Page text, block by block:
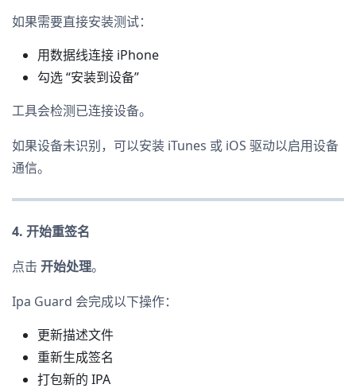
如果需要直接安装测试：
用数据线连接 iPhone
勾选 “安装到设备”
工具会检测已连接设备。
如果设备未识别，可以安装 iTunes 或 iOS 驱动以启用设备
通信。
4. 开始重签名
点击 开始处理。
Ipa Guard 会完成以下操作：
更新描述文件
重新生成签名
打包新的 IPA